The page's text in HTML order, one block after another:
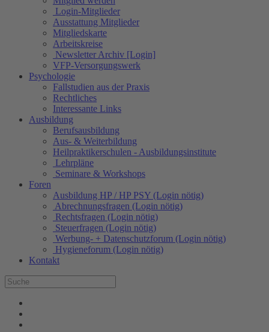
Login-Mitglieder
Ausstattung Mitglieder
Mitgliedskarte
Arbeitskreise
Newsletter Archiv [Login]
VFP-Versorgungswerk
Psychologie
Fallstudien aus der Praxis
Rechtliches
Interessante Links
Ausbildung
Berufsausbildung
Aus- & Weiterbildung
Heilpraktikerschulen - Ausbildungsinstitute
Lehrpläne
Seminare & Workshops
Foren
Ausbildung HP / HP PSY (Login nötig)
Abrechnungsfragen (Login nötig)
Rechtsfragen (Login nötig)
Steuerfragen (Login nötig)
Werbung- + Datenschutzforum (Login nötig)
Hygieneforum (Login nötig)
Kontakt